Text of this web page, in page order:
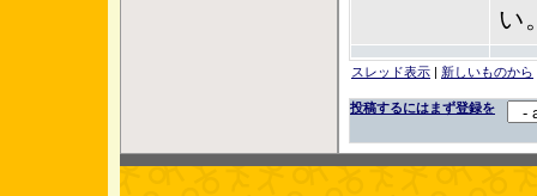
い
スレッド表示 | 新しいものから
投稿するにはまず登録を